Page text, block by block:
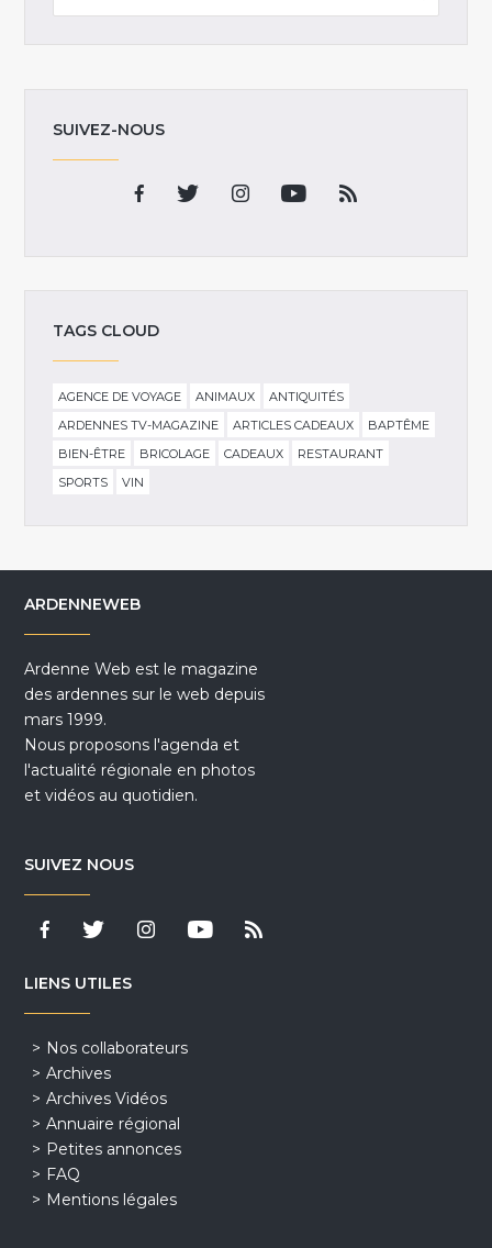
SUIVEZ-NOUS
TAGS CLOUD
AGENCE DE VOYAGE ANIMAUX
ANTIQUITÉS
ARDENNES TV-MAGAZINE
ARTICLES CADEAUX
BAPTÊME
BIEN-ÊTRE
BRICOLAGE CADEAUX
RESTAURANT
SPORTS
VIN
ARDENNEWEB
Ardenne Web est le magazine
des ardennes sur le web depuis
mars 1999.
Nous proposons l'agenda et
l'actualité régionale en photos
et vidéos au quotidien.
SUIVEZ NOUS
LIENS UTILES
Nos collaborateurs
Archives
Archives Vidéos
Annuaire régional
Petites annonces
FAQ
Mentions légales